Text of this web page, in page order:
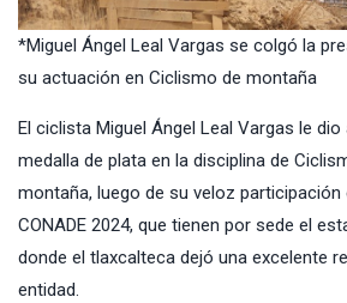
*Miguel Ángel Leal Vargas se colgó la
su actuación en Ciclismo de montaña
El ciclista Miguel Ángel Leal Vargas le
medalla de plata en la disciplina de
montaña, luego de su veloz participación
CONADE 2024, que tienen por sede el
donde el tlaxcalteca dejó una excelente
entidad.